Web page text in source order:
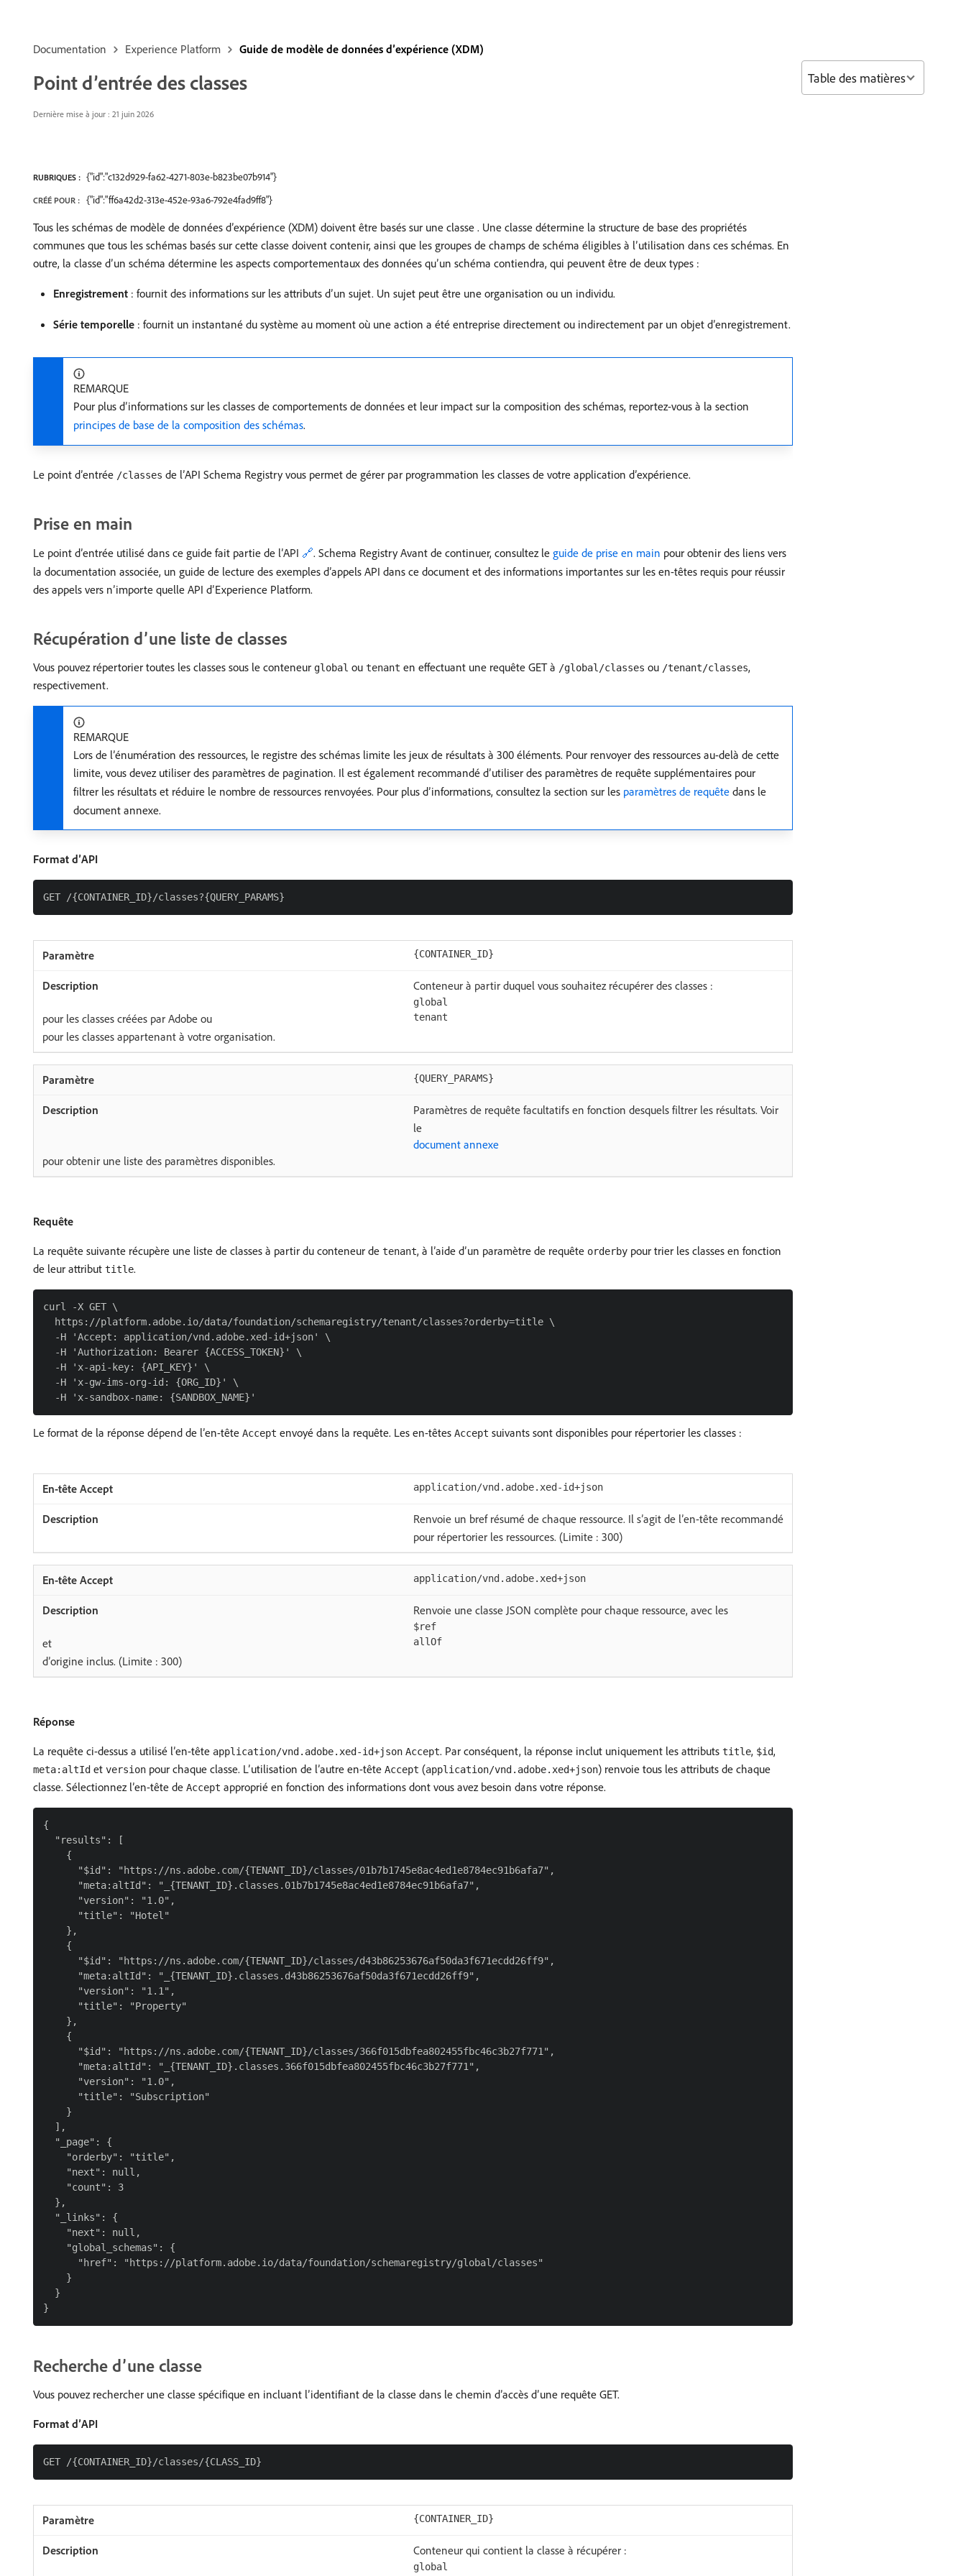
Documentation Experience Platform Guide de modèle de données d’expérience (XDM)
Point d’entrée des classes
Dernière mise à jour : 21 juin 2026
RUBRIQUES : {"id":"c132d929-fa62-4271-803e-b823be07b914"}
CRÉÉ POUR : {"id":"ff6a42d2-313e-452e-93a6-792e4fad9ff8"}
Tous les schémas de modèle de données d’expérience (XDM) doivent être basés sur une classe . Une classe détermine la structure de base des propriétés
communes que tous les schémas basés sur cette classe doivent contenir, ainsi que les groupes de champs de schéma éligibles à l’utilisation dans ces schémas. En
outre, la classe d’un schéma détermine les aspects comportementaux des données qu’un schéma contiendra, qui peuvent être de deux types :
Enregistrement : fournit des informations sur les attributs d’un sujet. Un sujet peut être une organisation ou un individu.
Série temporelle : fournit un instantané du système au moment où une action a été entreprise directement ou indirectement par un objet d’enregistrement.
REMARQUE
Pour plus d’informations sur les classes de comportements de données et leur impact sur la composition des schémas, reportez-vous à la section
principes de base de la composition des schémas.
Le point d’entrée /classes de l’API Schema Registry vous permet de gérer par programmation les classes de votre application d’expérience.
Prise en main
Le point d’entrée utilisé dans ce guide fait partie de l’API 🔗. Schema Registry Avant de continuer, consultez le guide de prise en main pour obtenir des liens vers
la documentation associée, un guide de lecture des exemples d’appels API dans ce document et des informations importantes sur les en-têtes requis pour réussir
des appels vers n’importe quelle API d’Experience Platform.
Récupération d’une liste de classes
Vous pouvez répertorier toutes les classes sous le conteneur global ou tenant en effectuant une requête GET à /global/classes ou /tenant/classes,
respectivement.
REMARQUE
Lors de l’énumération des ressources, le registre des schémas limite les jeux de résultats à 300 éléments. Pour renvoyer des ressources au-delà de cette
limite, vous devez utiliser des paramètres de pagination. Il est également recommandé d’utiliser des paramètres de requête supplémentaires pour
filtrer les résultats et réduire le nombre de ressources renvoyées. Pour plus d’informations, consultez la section sur les paramètres de requête dans le
document annexe.
Format d’API
{CONTAINER_ID}
Conteneur à partir duquel vous souhaitez récupérer des classes :
global
pour les classes créées par Adobe ou tenant
pour les classes appartenant à votre organisation.
{QUERY_PARAMS}
Paramètres de requête facultatifs en fonction desquels filtrer les résultats. Voir
le
document annexe
pour obtenir une liste des paramètres disponibles.
Requête
La requête suivante récupère une liste de classes à partir du conteneur de tenant, à l’aide d’un paramètre de requête orderby pour trier les classes en fonction
de leur attribut title.
curl -X GET \
  https://platform.adobe.io/data/foundation/schemaregistry/tenant/classes?orderby=title \
  -H 'Accept: application/vnd.adobe.xed-id+json' \
  -H 'Authorization: Bearer {ACCESS_TOKEN}' \
  -H 'x-api-key: {API_KEY}' \
  -H 'x-gw-ims-org-id: {ORG_ID}' \
Le format de la réponse dépend de l’en-tête Accept envoyé dans la requête. Les en-têtes Accept suivants sont disponibles pour répertorier les classes :
application/vnd.adobe.xed-id+json
Renvoie un bref résumé de chaque ressource. Il s’agit de l’en-tête recommandé
pour répertorier les ressources. (Limite : 300)
application/vnd.adobe.xed+json
Renvoie une classe JSON complète pour chaque ressource, avec les
$ref
et allOf
d’origine inclus. (Limite : 300)
Réponse
La requête ci-dessus a utilisé l’en-tête application/vnd.adobe.xed-id+json Accept. Par conséquent, la réponse inclut uniquement les attributs title, $id,
meta:altId et version pour chaque classe. L’utilisation de l’autre en-tête Accept (application/vnd.adobe.xed+json) renvoie tous les attributs de chaque
classe. Sélectionnez l’en-tête de Accept approprié en fonction des informations dont vous avez besoin dans votre réponse.
{
  "results": [
    {
      "$id": "https://ns.adobe.com/{TENANT_ID}/classes/01b7b1745e8ac4ed1e8784ec91b6afa7",
      "meta:altId": "_{TENANT_ID}.classes.01b7b1745e8ac4ed1e8784ec91b6afa7",
      "version": "1.0",
      "title": "Hotel"
    },
    {
      "$id": "https://ns.adobe.com/{TENANT_ID}/classes/d43b86253676af50da3f671ecdd26ff9",
      "meta:altId": "_{TENANT_ID}.classes.d43b86253676af50da3f671ecdd26ff9",
      "version": "1.1",
      "title": "Property"
    },
    {
      "$id": "https://ns.adobe.com/{TENANT_ID}/classes/366f015dbfea802455fbc46c3b27f771",
      "meta:altId": "_{TENANT_ID}.classes.366f015dbfea802455fbc46c3b27f771",
      "version": "1.0",
      "title": "Subscription"
    }
  ],
  "_page": {
    "orderby": "title",
    "next": null,
    "count": 3
  },
  "_links": {
    "next": null,
    "global_schemas": {
      "href": "https://platform.adobe.io/data/foundation/schemaregistry/global/classes"
    }
  }
Recherche d’une classe
Vous pouvez rechercher une classe spécifique en incluant l’identifiant de la classe dans le chemin d’accès d’une requête GET.
Format d’API
{CONTAINER_ID}
Conteneur qui contient la classe à récupérer :
global
Table des matières